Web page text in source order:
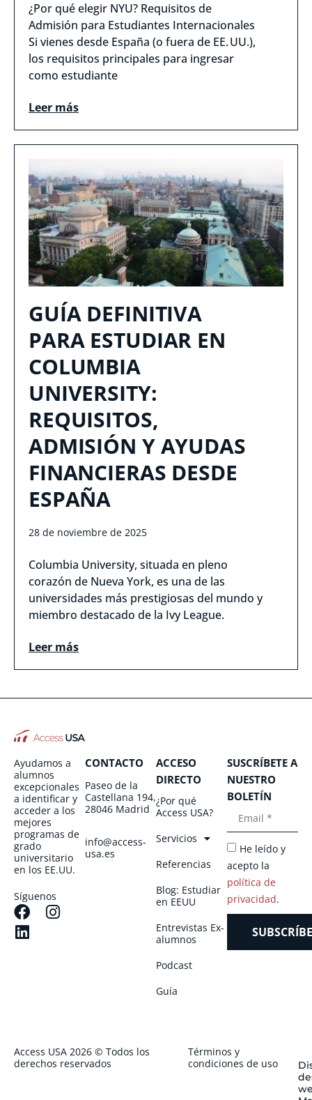
¿Por qué elegir NYU? Requisitos de
Admisión para Estudiantes Internacionales
Si vienes desde España (o fuera de EE. UU.),
los requisitos principales para ingresar
como estudiante
Leer más
GUÍA DEFINITIVA
PARA ESTUDIAR EN
COLUMBIA
UNIVERSITY:
REQUISITOS,
ADMISIÓN Y AYUDAS
FINANCIERAS DESDE
ESPAÑA
28 de noviembre de 2025
Columbia University, situada en pleno
corazón de Nueva York, es una de las
universidades más prestigiosas del mundo y
miembro destacado de la Ivy League.
Leer más
Ayudamos a
alumnos
excepcionales
a identificar y
acceder a los
mejores
programas de
grado
universitario
en los EE.UU.
Síguenos
CONTACTO
Paseo de la
Castellana 194,
28046 Madrid
info@access-
usa.es
ACCESO
DIRECTO
¿Por qué
Access USA?
Servicios
Referencias
Blog: Estudiar
en EEUU
Entrevistas Ex-
alumnos
Podcast
Guía
SUSCRÍBETE A
NUESTRO
BOLETÍN
He leído y
acepto la
política de
privacidad.
Access USA 2026 © Todos los
derechos reservados
Términos y
condiciones de uso